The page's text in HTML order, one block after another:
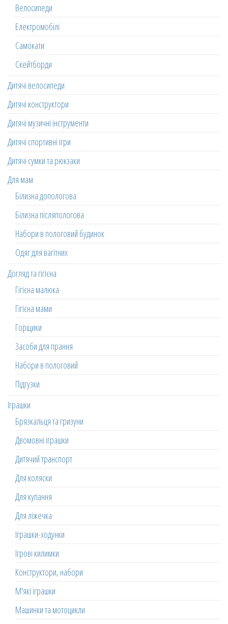
Велосипеди
Електромобілі
Самокати
Скейтборди
Дитячі велосипеди
Дитячі конструктори
Дитячі музичні інструменти
Дитячі спортивні ігри
Дитячі сумки та рюкзаки
Для мам
Білизна допологова
Білизна післяпологова
Набори в пологовий будинок
Одяг для вагітних
Догляд та гігієна
Гігієна малюка
Гігієна мами
Горщики
Засоби для прання
Набори в пологовий
Підгузки
Іграшки
Брязкальця та гризуни
Двомовні іграшки
Дитячий транспорт
Для коляски
Для купання
Для ліжечка
Іграшки-ходунки
Ігрові килимки
Конструктори, набори
М'які іграшки
Машинки та мотоцикли